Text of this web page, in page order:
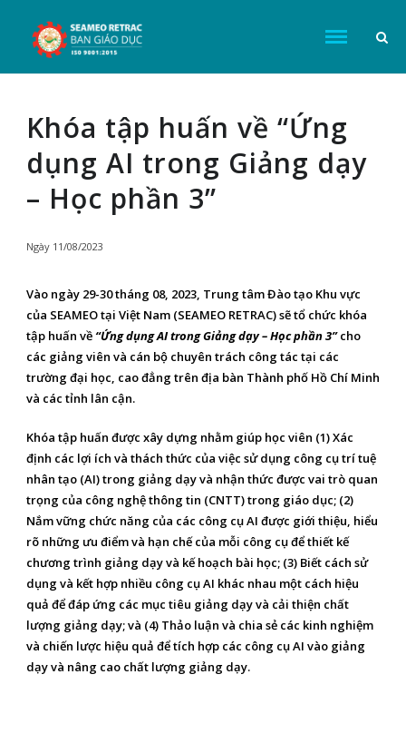
Khóa tập huấn về “Ứng
dụng AI trong Giảng dạy
– Học phần 3”
Ngày 11/08/2023
Vào ngày 29-30 tháng 08, 2023, Trung tâm Đào tạo Khu vực
của SEAMEO tại Việt Nam (SEAMEO RETRAC) sẽ tổ chức khóa
tập huấn về“Ứng dụng AI trong Giảng dạy – Học phần 3”cho
các giảng viên và cán bộ chuyên trách công tác tại các
trường đại học, cao đẳng trên địa bàn Thành phố Hồ Chí Minh
và các tỉnh lân cận.
Khóa tập huấn được xây dựng nhằm giúp học viên (1) Xác
định các lợi ích và thách thức của việc sử dụng công cụ trí tuệ
nhân tạo (AI) trong giảng dạy và nhận thức được vai trò quan
trọng của công nghệ thông tin (CNTT) trong giáo dục; (2)
Nắm vững chức năng của các công cụ AI được giới thiệu, hiểu
rõ những ưu điểm và hạn chế của mỗi công cụ để thiết kế
chương trình giảng dạy và kế hoạch bài học; (3) Biết cách sử
dụng và kết hợp nhiều công cụ AI khác nhau một cách hiệu
quả để đáp ứng các mục tiêu giảng dạy và cải thiện chất
lượng giảng dạy; và (4) Thảo luận và chia sẻ các kinh nghiệm
và chiến lược hiệu quả để tích hợp các công cụ AI vào giảng
dạy và nâng cao chất lượng giảng dạy.